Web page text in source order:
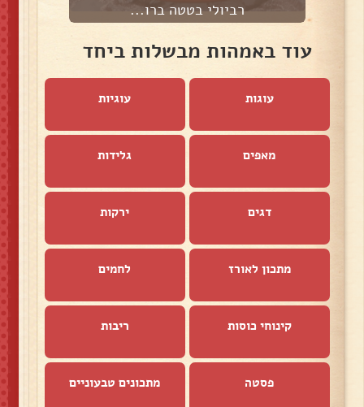
רביולי בטטה ברו...
עוד באמהות מבשלות ביחד
עוגות עוגיות
מאפים גלידות
דגים ירקות
מתכון לאורז לחמים
קינוחי כוסות ריבות
פסטה מתכונים טבעוניים